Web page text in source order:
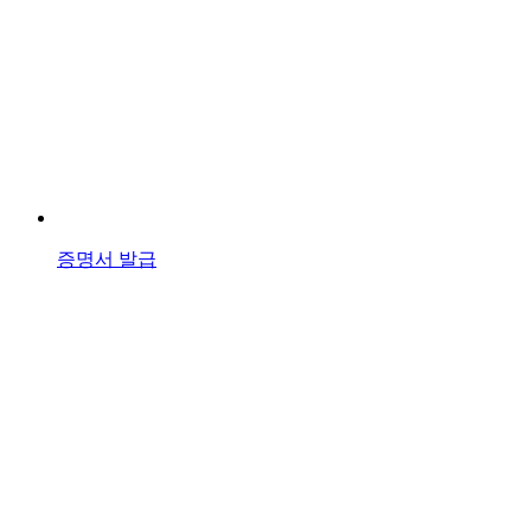
증명서 발급